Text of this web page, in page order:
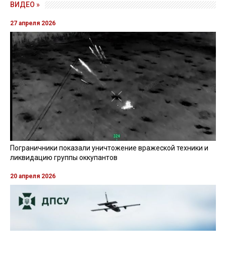
ВИДЕО »
27 апреля 2026
Пограничники показали уничтожение вражеской техники и
ликвидацию группы оккупантов
20 апреля 2026